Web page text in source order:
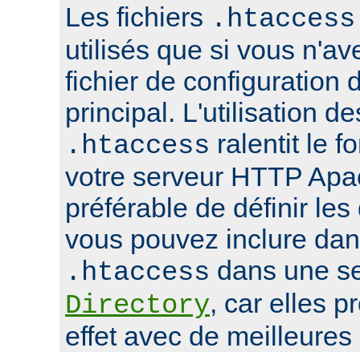
Les fichiers .htaccess
utilisés que si vous
fichier de configuration
principal. L'utilisation
.htaccess ralentit le
votre serveur HTTP
préférable de définir
vous pouvez inclure
.htaccess dans une
Directory, car elles
effet avec de